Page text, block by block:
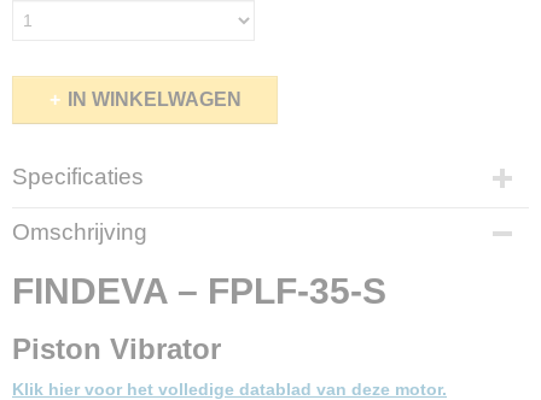
IN WINKELWAGEN
Specificaties
Netto gewicht
0,93 Kg
Bruto gewicht
2,00 Kg
3800 per minuut
Aantal Trillingen 6 bar
Omschrijving
FINDEVA – FPLF-35-S
Piston Vibrator
Klik hier voor het volledige datablad van deze motor.